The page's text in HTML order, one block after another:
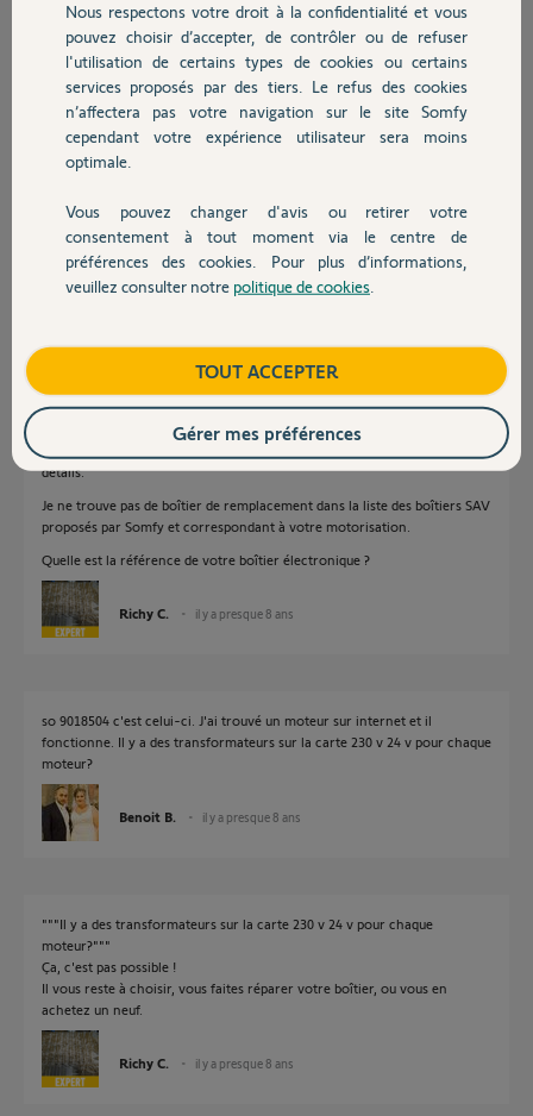
Chauffage
Autres produits
Devis avec un pro
Contact
Benoit B.
il y a presque 8 ans
Participer au fil de discussion
Réponses
Bonjour,
Si vous avez branché le moteur qui a pris le secteur sur le boîtier, il a
aussi souffert.
Reste à réparer économiquement le boîtier et contrôler les moteurs.
détails.
Je ne trouve pas de boîtier de remplacement dans la liste des boîtiers SAV
proposés par Somfy et correspondant à votre motorisation.
Quelle est la référence de votre boîtier électronique ?
Richy C. il y a presque 8 ans
so 9018504 c'est celui-ci. J'ai trouvé un moteur sur internet et il
fonctionne. Il y a des transformateurs sur la carte 230 v 24 v pour chaque
moteur?
Benoit B. il y a presque 8 ans
"""Il y a des transformateurs sur la carte 230 v 24 v pour chaque
moteur?"""
Ça, c'est pas possible !
Il vous reste à choisir, vous faites réparer votre boîtier, ou vous en
achetez un neuf.
Richy C. il y a presque 8 ans
Nous respectons votre droit à la confidentialité et vous
pouvez choisir d’accepter, de contrôler ou de refuser
l'utilisation de certains types de cookies ou certains
services proposés par des tiers. Le refus des cookies
n’affectera pas votre navigation sur le site Somfy
cependant votre expérience utilisateur sera moins
optimale.
Vous pouvez changer d'avis ou retirer votre
consentement à tout moment via le centre de
préférences des cookies. Pour plus d’informations,
veuillez consulter notre politique de cookies
TOUT ACCEPTER
Gérer mes préférences